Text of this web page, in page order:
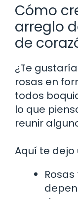
Cómo
arreglo
de
¿Te
rosas en
todos
lo que
reunir
Aquí te dejo